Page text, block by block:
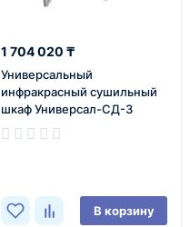
1 704 020 ₸
Универсальный
инфракрасный сушильный
шкаф Универсал-СД-3
В корзину